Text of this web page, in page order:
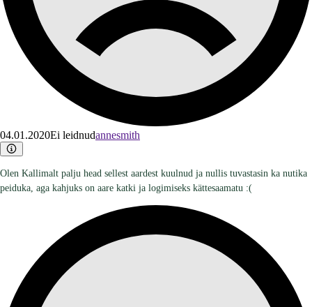
04.01.2020Ei leidnudannesmith
Olen Kallimalt palju head sellest aardest kuulnud ja nullis tuvastasin ka nutika
peiduka, aga kahjuks on aare katki ja logimiseks kättesaamatu :(